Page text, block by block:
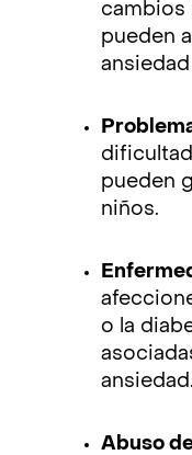
cambios
pueden
pueden
niños.
o la
ansiedad.
Abuso